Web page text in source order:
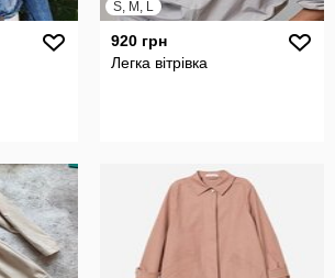
S, M, L
920 грн
Легка вітрівка